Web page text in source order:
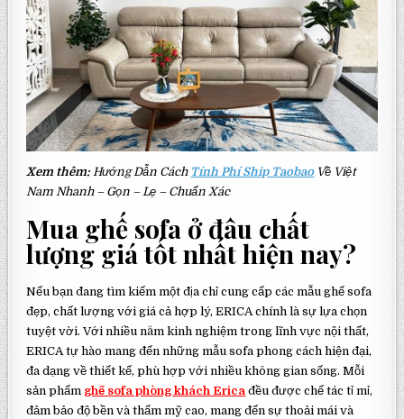
Xem thêm: Hướng Dẫn Cách Tính Phí Ship Taobao Về Việt
Nam Nhanh – Gọn – Lẹ – Chuẩn Xác
Mua ghế sofa ở đâu chất
lượng giá tốt nhất hiện nay?
Nếu bạn đang tìm kiếm một địa chỉ cung cấp các mẫu ghế sofa
đẹp, chất lượng với giá cả hợp lý, ERICA chính là sự lựa chọn
tuyệt vời. Với nhiều năm kinh nghiệm trong lĩnh vực nội thất,
ERICA tự hào mang đến những mẫu sofa phong cách hiện đại,
đa dạng về thiết kế, phù hợp với nhiều không gian sống. Mỗi
sản phẩm ghế sofa phòng khách Erica đều được chế tác tỉ mỉ,
đảm bảo độ bền và thẩm mỹ cao, mang đến sự thoải mái và